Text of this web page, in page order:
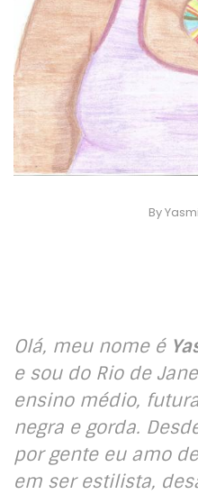
By
Olá, meu nome é
e sou do Rio de
ensino médio,
negra e gorda.
por gente eu amo
em ser estilista,